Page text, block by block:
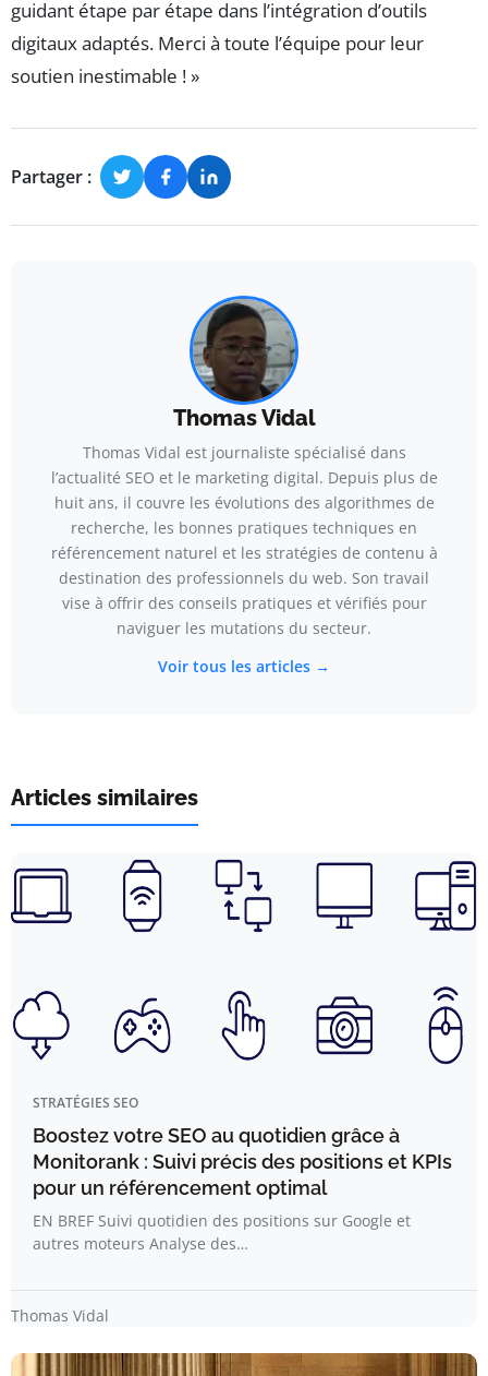
guidant étape par étape dans l’intégration d’outils
digitaux adaptés. Merci à toute l’équipe pour leur
soutien inestimable ! »
Partager :
Thomas Vidal
Thomas Vidal est journaliste spécialisé dans
l’actualité SEO et le marketing digital. Depuis plus de
huit ans, il couvre les évolutions des algorithmes de
recherche, les bonnes pratiques techniques en
référencement naturel et les stratégies de contenu à
destination des professionnels du web. Son travail
vise à offrir des conseils pratiques et vérifiés pour
naviguer les mutations du secteur.
Voir tous les articles →
Articles similaires
STRATÉGIES SEO
Boostez votre SEO au quotidien grâce à
Monitorank : Suivi précis des positions et KPIs
pour un référencement optimal
EN BREF Suivi quotidien des positions sur Google et
autres moteurs Analyse des…
Thomas Vidal